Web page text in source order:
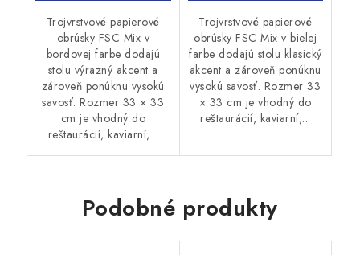
Trojvrstvové papierové
obrúsky FSC Mix v
bordovej farbe dodajú
stolu výrazný akcent a
zároveň ponúknu vysokú
savosť. Rozmer 33 × 33
cm je vhodný do
reštaurácií, kaviarní,...
Trojvrstvové papierové
obrúsky FSC Mix v bielej
farbe dodajú stolu klasický
akcent a zároveň ponúknu
vysokú savosť. Rozmer 33
× 33 cm je vhodný do
reštaurácií, kaviarní,...
Podobné produkty